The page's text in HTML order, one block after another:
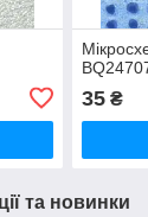
35₴
та новинки